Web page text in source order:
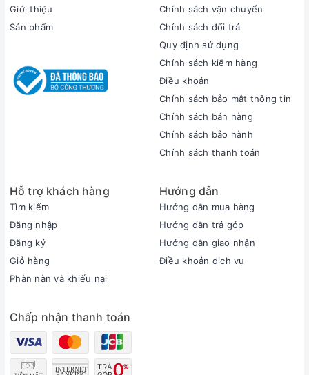
Với độ sáng màn hình ở 400 nits, bạn có thể thoải mái sử
dụng máy ở những môi trường có cường độ ánh sáng cao,
hay ngay cả ngoài trời nắng mà không xảy ra tình trạng chói,
gắt. Độ sáng này thường được trang bị cho những chiếc máy
tầm trung hay máy tính chuyên về đồ họa kĩ thuật, vì vậy nó
cực kì hữu ích nếu bạn cần thực hiện các công việc liên quan
Cổng kết nối đầy đủ
Lenovo Ideapad 5 Pro được trang bị cổng USB 3.2 Gen 1,
cổng USB Type C, cổng HDMI và jack audio combo. Với số
lượng cổng kết nối này, chiếc laptop này đã có thể hỗ trợ đầy
đủ nhu cầu của người dùng. Đảm bảo khả năng truyền giữ
liệu cũng như giao tiếp với các thiết bị ngoại vi khác.
Liên hệ ngay đội ngũ hỗ trợ để nhận bộ quà tặng hấp dẫn
Giới thiệu
Sản phẩm
Chính sách vận chuyển
Chính sách đổi trả
Quy định sử dụng
Chính sách kiểm hàng
Điều khoản
Chính sách bảo mật thông tin
Chính sách bán hàng
Chính sách bảo hành
Chính sách thanh toán
Hỗ trợ khách hàng
Tìm kiếm
Đăng nhập
Đăng ký
Giỏ hàng
Phàn nàn và khiếu nại
Hướng dẫn
Hướng dẫn mua hàng
Hướng dẫn trả góp
Hướng dẫn giao nhận
Điều khoản dịch vụ
Chấp nhận thanh toán